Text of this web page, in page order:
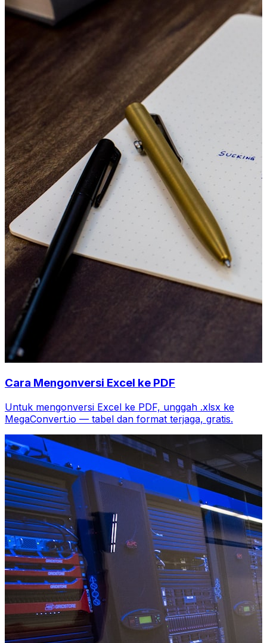
Cara Mengonversi Excel ke PDF
Untuk mengonversi Excel ke PDF, unggah .xlsx ke
MegaConvert.io — tabel dan format terjaga, gratis.